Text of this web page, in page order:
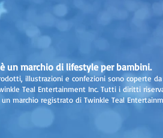
un marchio di lifestyle per bambini.
illustrazioni e confezioni sono coperte da
Teal Entertainment Inc. Tutti i diritti
marchio registrato di Twinkle Teal